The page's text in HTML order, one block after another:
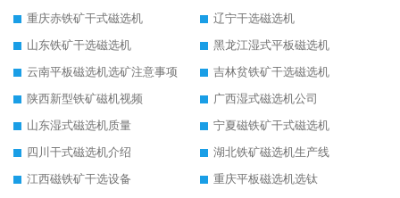
重庆赤铁矿干式磁选机
辽宁干选磁选机
山东铁矿干选磁选机
黑龙江湿式平板磁选机
云南平板磁选机选矿注意事项
吉林贫铁矿干选磁选机
陕西新型铁矿磁机视频
广西湿式磁选机公司
山东湿式磁选机质量
宁夏磁铁矿干式磁选机
四川干式磁选机介绍
湖北铁矿磁选机生产线
江西磁铁矿干选设备
重庆平板磁选机选钛